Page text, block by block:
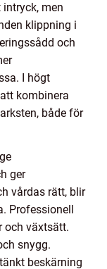
men
klippning i
och
I högt
kombinera
både för
ger
vårdas rätt, blir
Professionell
och växtsätt.
snygg.
beskärning